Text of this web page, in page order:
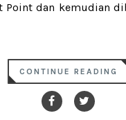
Point dan kemudian
CONTINUE READING